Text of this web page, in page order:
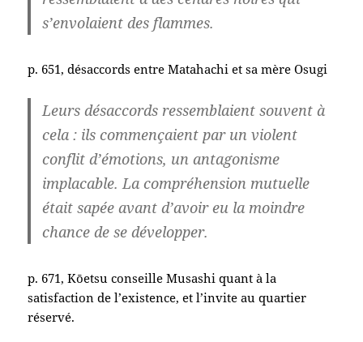
s’envolaient des flammes.
p. 651, désaccords entre Matahachi et sa mère Osugi
Leurs désaccords ressemblaient souvent à
cela : ils commençaient par un violent
conflit d’émotions, un antagonisme
implacable. La compréhension mutuelle
était sapée avant d’avoir eu la moindre
chance de se développer.
p. 671, Kōetsu conseille Musashi quant à la
satisfaction de l’existence, et l’invite au quartier
réservé.